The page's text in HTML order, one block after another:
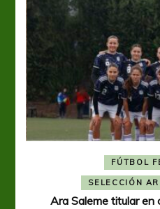
FÚTBOL
SELECCIÓN
Ara Saleme titular en